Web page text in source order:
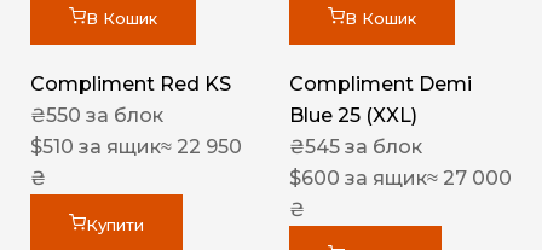
В Кошик
Compliment Red KS
₴550 за блок
$510 за ящик≈ 22 950
₴
Купити
В Кошик
Compliment Demi
Blue 25 (XXL)
₴545 за блок
$600 за ящик≈ 27 000
₴